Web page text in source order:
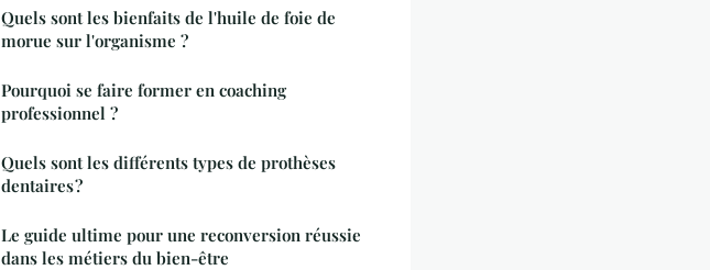
Quels sont les bienfaits de l'huile de foie de
morue sur l'organisme ?
Pourquoi se faire former en coaching
professionnel ?
Quels sont les différents types de prothèses
dentaires ?
Le guide ultime pour une reconversion réussie
dans les métiers du bien-être